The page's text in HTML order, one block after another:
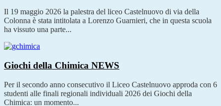
Il 19 maggio 2026 la palestra del liceo Castelnuovo di via della
Colonna è stata intitolata a Lorenzo Guarnieri, che in questa scuola
ha vissuto una parte...
Giochi della Chimica NEWS
Per il secondo anno consecutivo il Liceo Castelnuovo approda con 6
studenti alle finali regionali individuali 2026 dei Giochi della
Chimica: un momento...